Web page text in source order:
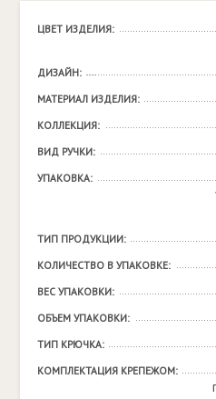
ЦВЕТ ИЗДЕЛИЯ:
ДИЗАЙН:
МАТЕРИАЛ ИЗДЕЛИЯ:
КОЛЛЕКЦИЯ:
ВИД РУЧКИ:
УПАКОВКА:
ТИП ПРОДУКЦИИ:
КОЛИЧЕСТВО В УПАКОВКЕ:
ВЕС УПАКОВКИ:
ОБЪЕМ УПАКОВКИ:
ТИП КРЮЧКА:
КОМПЛЕКТАЦИЯ КРЕПЕЖОМ: